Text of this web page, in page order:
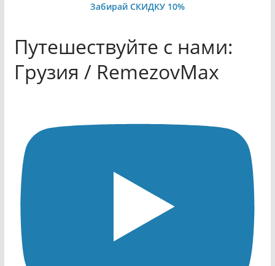
Забирай СКИДКУ 10%
Путешествуйте с нами:
Грузия / RemezovMax